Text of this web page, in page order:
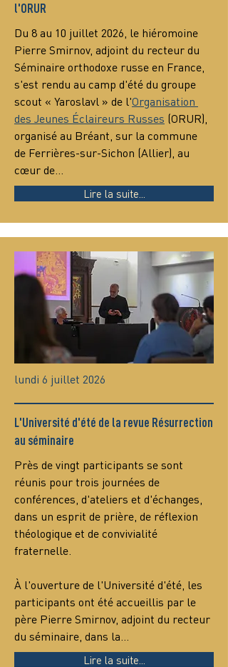
l'ORUR
Du 8 au 10 juillet 2026, le hiéromoine
Pierre Smirnov, adjoint du recteur du
Séminaire orthodoxe russe en France,
s'est rendu au camp d'été du groupe
scout « Yaroslavl » de l'Organisation
des Jeunes Éclaireurs Russes (ORUR),
organisé au Bréant, sur la commune
de Ferrières-sur-Sichon (Allier), au
cœur de…
Lire la suite...
lundi 6 juillet 2026
L'Université d'été de la revue Résurrection
au séminaire
Près de vingt participants se sont
réunis pour trois journées de
conférences, d'ateliers et d'échanges,
dans un esprit de prière, de réflexion
théologique et de convivialité
fraternelle.
À l'ouverture de l'Université d'été, les
participants ont été accueillis par le
père Pierre Smirnov, adjoint du recteur
du séminaire, dans la…
Lire la suite...